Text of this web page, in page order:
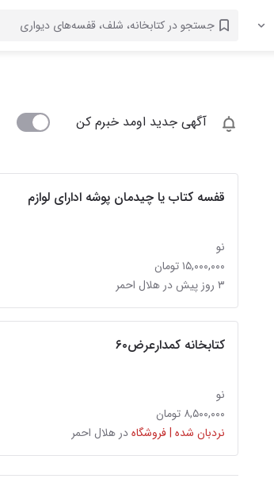
آگهی جدید اومد خبرم کن
قفسه کتاب یا چیدمان پوشه ادارای لوازم
نو
۱۵,۰۰۰,۰۰۰ تومان
۳ روز پیش در هلال احمر
کتابخانه کمدارعرض۶۰
نو
۸,۵۰۰,۰۰۰ تومان
نردبان شده | فروشگاهدر هلال احمر